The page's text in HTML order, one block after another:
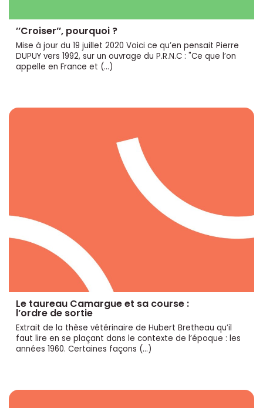
’’Croiser’’, pourquoi ?
Mise à jour du 19 juillet 2020 Voici ce qu’en pensait Pierre
DUPUY vers 1992, sur un ouvrage du P.R.N.C : "Ce que l’on
appelle en France et (…)
Le taureau Camargue et sa course :
l’ordre de sortie
Extrait de la thèse vétérinaire de Hubert Bretheau qu’il
faut lire en se plaçant dans le contexte de l’époque : les
années 1960. Certaines façons (…)